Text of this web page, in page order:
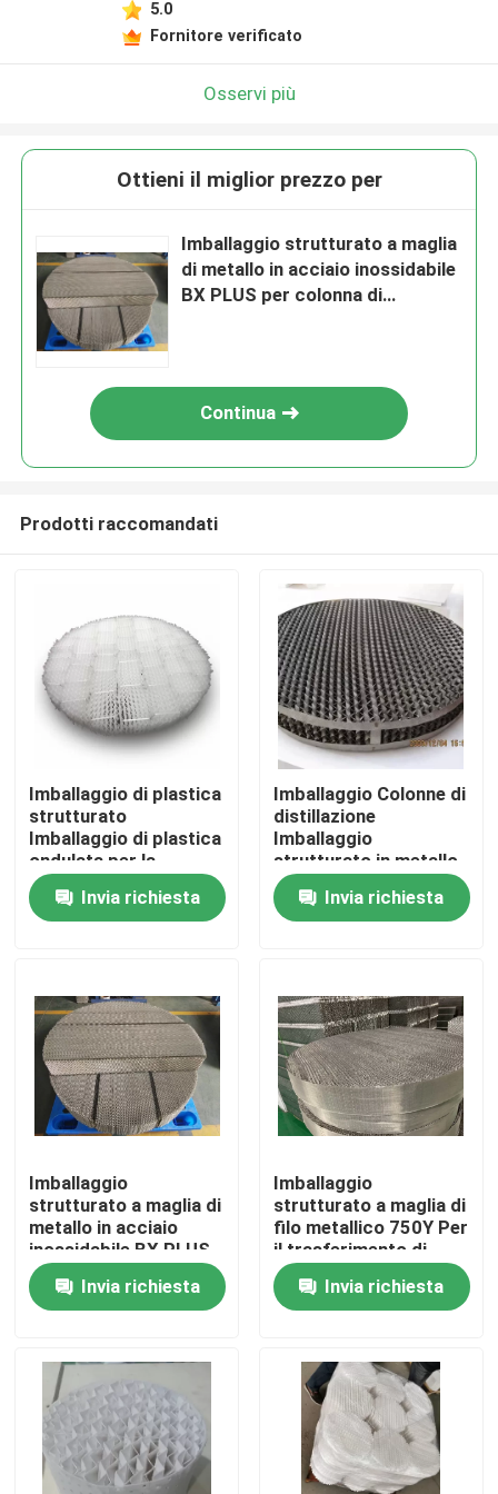
Casa.
Prodotti
Su di noi
Visita alla fabbrica
Controllo della qualità
Contattaci
Stagno molecolare PSA
Zeolite a setaccio molecolare
5.0
Fornitore verificato
Osservi più
Ottieni il miglior prezzo per
Imballaggio strutturato a maglia
di metallo in acciaio inossidabile
BX PLUS per colonna di
Continua
Prodotti raccomandati
Imballaggio di plastica
strutturato
Imballaggio di plastica
ondulata per la
depurazione dei gas
residuiInvia richiesta
Imballaggio Colonne di
distillazione
Imballaggio
strutturato in metallo
Imballaggio in filo in
acciaio inossidabile
Imballaggio in garza
Invia richiesta
Imballaggio
strutturato a maglia di
metallo in acciaio
inossidabile BX PLUS
per colonna di
distillazioneInvia richiesta
Imballaggio
strutturato a maglia di
filo metallico 750Y Per
il trasferimento di
massa in colonna di
distillazioneInvia richiesta